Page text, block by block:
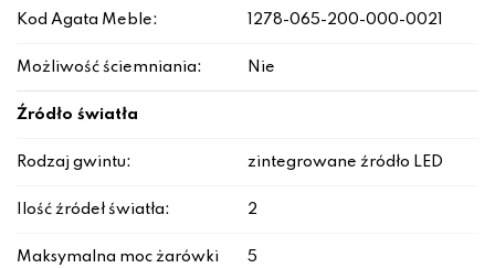
Kod Agata Meble: 1278-065-200-000-0021
Możliwość ściemniania: Nie
Źródło światła
Rodzaj gwintu: zintegrowane źródło LED
Ilość źródeł światła: 2
Maksymalna moc żarówki
5